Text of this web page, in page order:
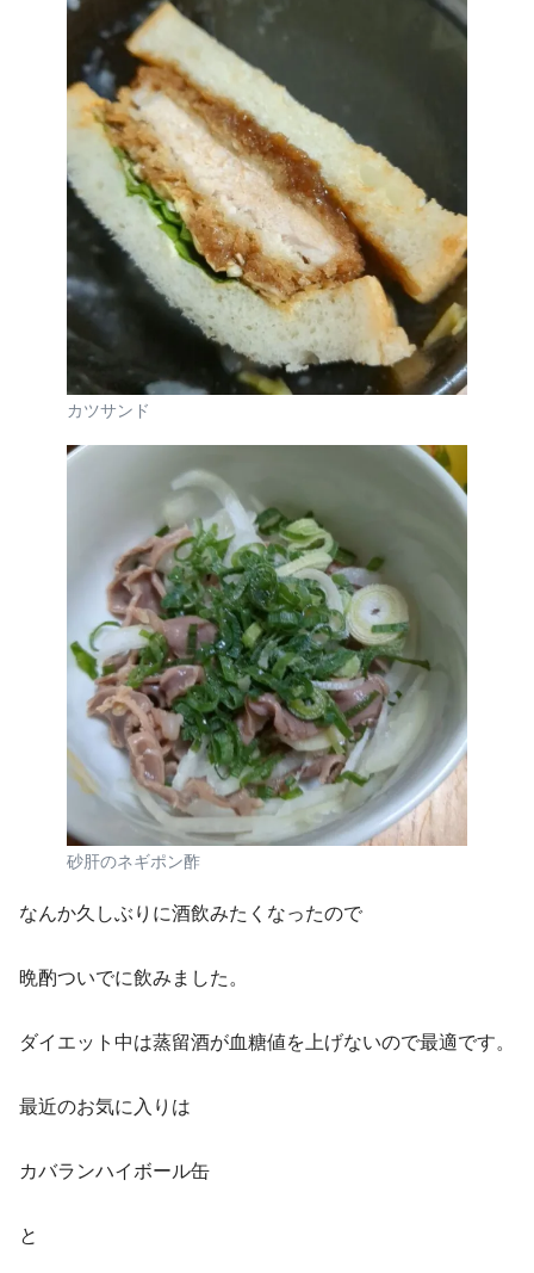
カツサンド
砂肝のネギポン酢
なんか久しぶりに酒飲みたくなったので
晩酌ついでに飲みました。
ダイエット中は蒸留酒が血糖値を上げないので最適です。
最近のお気に入りは
カバランハイボール缶
と